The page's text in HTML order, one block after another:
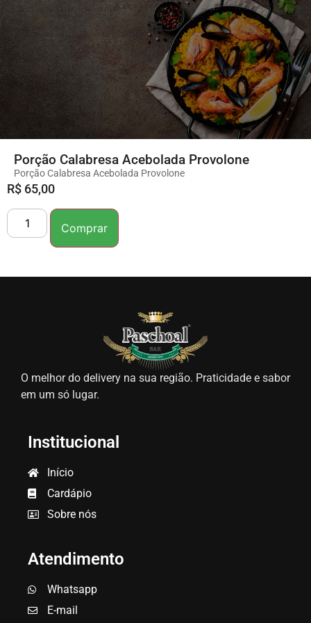
Porção Calabresa Acebolada Provolone
Porção Calabresa Acebolada Provolone
R$ 65,00
Comprar
O melhor do delivery na sua região. Praticidade e sabor
em um só lugar.
Institucional
Início
Cardápio
Sobre nós
Atendimento
Whatsapp
E-mail